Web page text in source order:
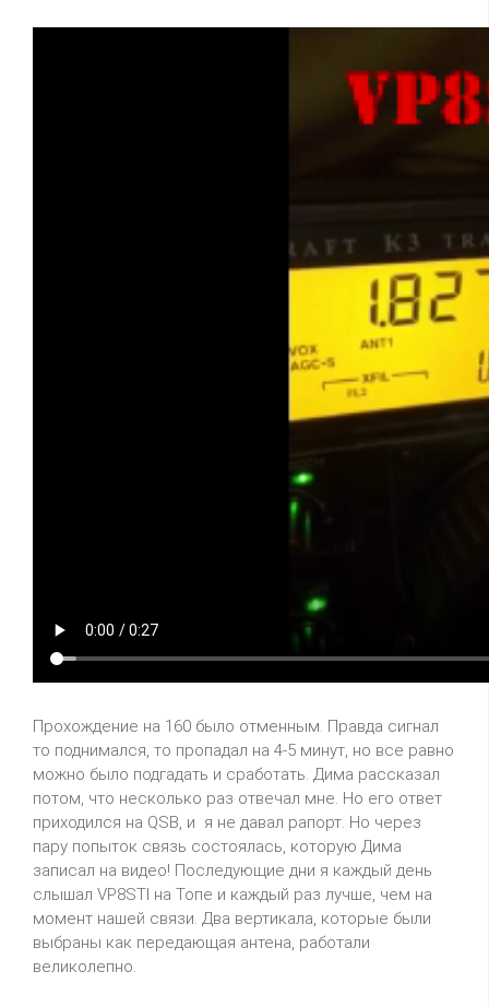
Прохождение на 160 было отменным. Правда сигнал
то поднимался, то пропадал на 4-5 минут, но все равно
можно было подгадать и сработать. Дима рассказал
потом, что несколько раз отвечал мне. Но его ответ
приходился на QSB, и я не давал рапорт. Но через
пару попыток связь состоялась, которую Дима
записал на видео! Последующие дни я каждый день
слышал VP8STI на Топе и каждый раз лучше, чем на
момент нашей связи. Два вертикала, которые были
выбраны как передающая антена, работали
великолепно.